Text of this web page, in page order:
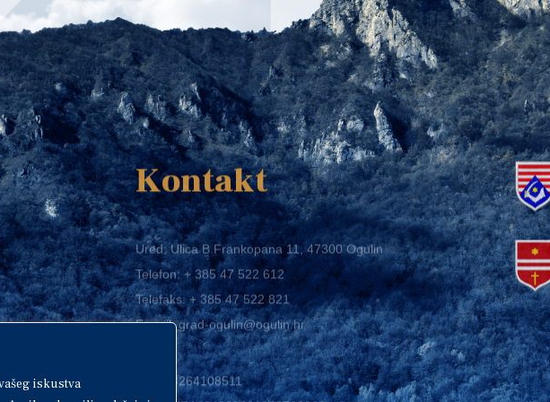
iskustva
Kontakt
Ured: Ulica B.Frankopana 11, 47300 Ogulin
Telefon:+ 385 47 522 612
Telefaks:+ 385 47 522 821
E-mail:grad-ogulin@ogulin.hr
OIB: 58264108511
IBAN: HR1424020061829700009